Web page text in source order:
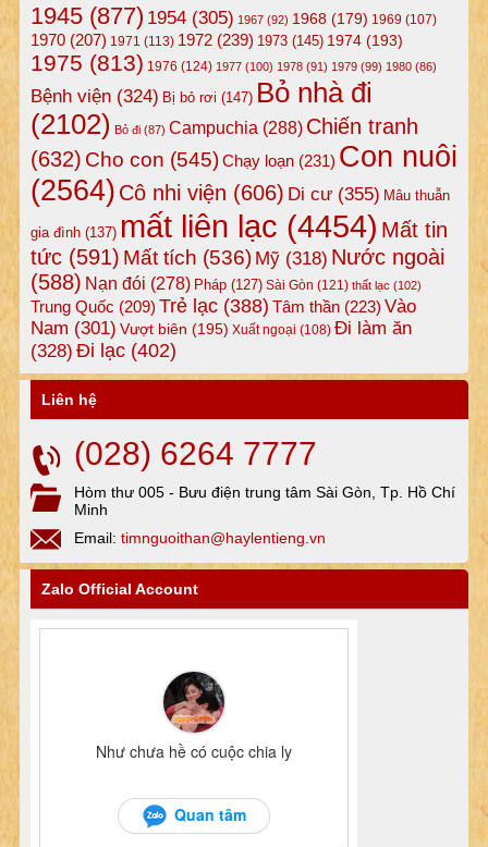
1945(877) 1954(305) 1967(92) 1968(179) 1969 (107)
1970(207) 1971 (113) 1972(239) 1973(145) 1974(193)
1975 (813) 1976 (124) 1977(100) 1978(91) 1979(99) 1980(86)
Bệnh viện(324) Bị bỏ rơi (147) Bỏ nhà đi
(2102) Bỏ đi(87) Campuchia (288) Chiến tranh
(632) Cho con (545)Chạy loạn(231) Con nuôi
(2564) Cô nhi viện (606) Di cư(355) Mâu thuẫn
gia đình(137) mất liên lạc (4454) Mất tin
tức(591) Mất tích (536) Mỹ(318) Nước ngoài
(588) Nạn đói (278) Pháp(127) Sài Gòn (121) thất lạc (102)
Trung Quốc (209) Trẻ lạc(388) Tâm thần(223) Vào
Nam (301) Vượt biên (195) Xuất ngoại (108) Đi làm ăn
(328) Đi lạc(402)
Liên hệ
(028) 6264 7777
Hòm thư 005 - Bưu điện trung tâm Sài Gòn, Tp. Hồ Chí
Minh
Email: timnguoithan@haylentieng.vn
Zalo Official Account